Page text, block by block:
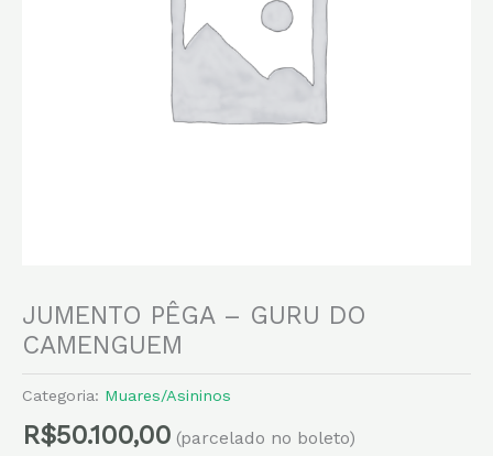
JUMENTO PÊGA – GURU DO
CAMENGUEM
Categoria: Muares/Asininos
R$50.100,00 (parcelado no boleto)